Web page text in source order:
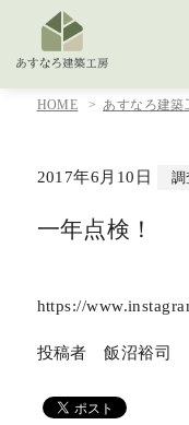
HOME あすなろ建築
2017年6月10日 調
一年点検！
https://
投稿者 飯沼裕司